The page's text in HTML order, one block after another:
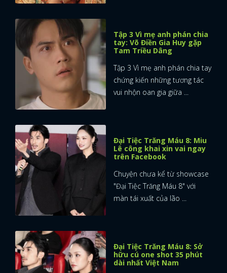
x
ĐĂNG NHẬP
Tập 3 Vì mẹ anh phán chia
tay: Võ Điền Gia Huy gặp
Tam Triều Dâng
Tập 3 Vì mẹ anh phán chia tay
chứng kiến những tương tác
vui nhộn oan gia giữa ...
Đại Tiệc Trăng Máu 8: Miu
Lê công khai xin vai ngay
trên Facebook
Chuyện chưa kể từ showcase
"Đại Tiệc Trăng Máu 8" với
màn tái xuất của lão ...
Đại Tiệc Trăng Máu 8: Sở
hữu cú one shot 35 phút
dài nhất Việt Nam